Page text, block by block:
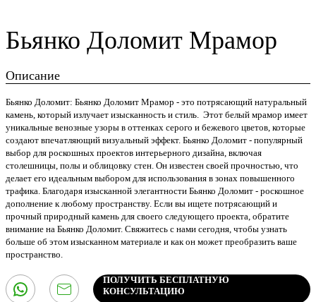
Бьянко Доломит Мрамор
Описание
Бьянко Доломит: Бьянко Доломит Мрамор - это потрясающий натуральный
камень, который излучает изысканность и стиль. Этот белый мрамор имеет
уникальные венозные узоры в оттенках серого и бежевого цветов, которые
создают впечатляющий визуальный эффект. Бьянко Доломит - популярный
выбор для роскошных проектов интерьерного дизайна, включая
столешницы, полы и облицовку стен. Он известен своей прочностью, что
делает его идеальным выбором для использования в зонах повышенного
трафика. Благодаря изысканной элегантности Бьянко Доломит - роскошное
дополнение к любому пространству. Если вы ищете потрясающий и
прочный природный камень для своего следующего проекта, обратите
внимание на Бьянко Доломит. Свяжитесь с нами сегодня, чтобы узнать
больше об этом изысканном материале и как он может преобразить ваше
пространство.
ПОЛУЧИТЬ БЕСПЛАТНУЮ
КОНСУЛЬТАЦИЮ